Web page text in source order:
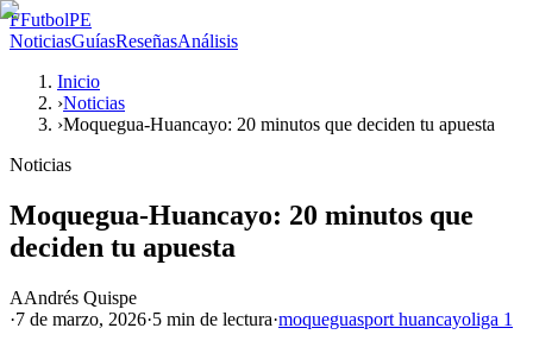
FFutbolPE
NoticiasGuíasReseñasAnálisis
Inicio
›Noticias
›Moquegua-Huancayo: 20 minutos que deciden tu apuesta
Noticias
Moquegua-Huancayo: 20 minutos que
deciden tu apuesta
AAndrés Quispe
·7 de marzo, 2026·5 min de lectura·moqueguasport huancayoliga 1